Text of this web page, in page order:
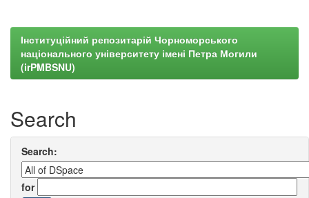
Інституційний репозитарій Чорноморського
національного університету імені Петра Могили
(irPMBSNU)
Search
Search:
for